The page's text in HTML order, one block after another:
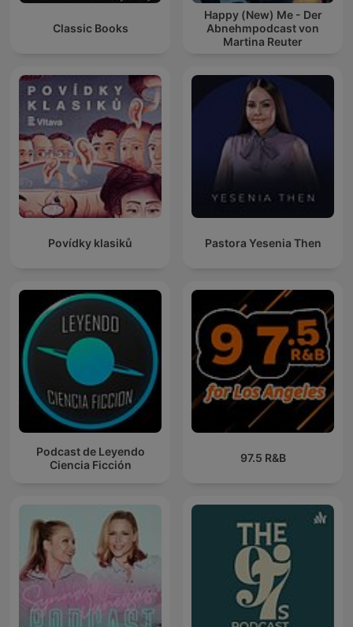
Classic Books
Happy (New) Me - Der
Abnehmpodcast von
Martina Reuter
Povídky klasiků Pastora Yesenia Then
Podcast de Leyendo
Ciencia Ficción
97.5 R&B